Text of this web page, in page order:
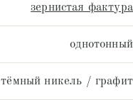
зернистая фактура
однотонный
тёмный никель / графит